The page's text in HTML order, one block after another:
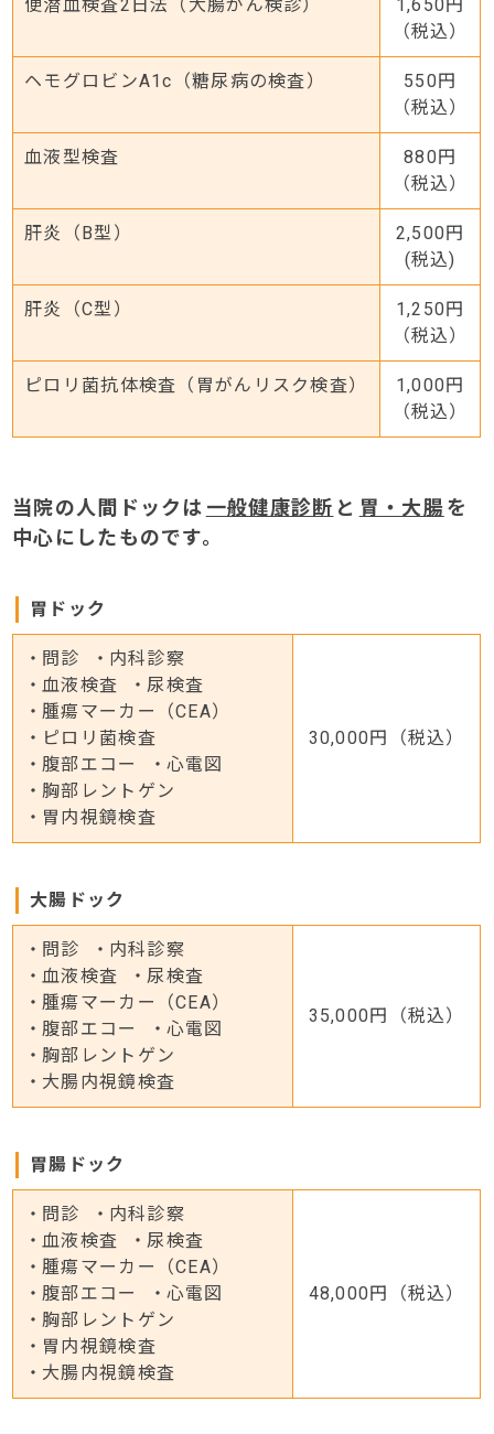
便潜血検査2日法（大腸がん検診）
1,650円
（税込）
ヘモグロビンA1c（糖尿病の検査）
550円
（税込）
血液型検査
880円
（税込）
肝炎（B型）
2,500円
(税込)
肝炎（C型）
1,250円
（税込）
ピロリ菌抗体検査（胃がんリスク検査）
1,000円
（税込）
当院の人間ドックは 一般健康診断 と 胃・大腸 を
中心にしたものです。
胃ドック
問診
内科診察
血液検査
尿検査
腫瘍マーカー（CEA）
ピロリ菌検査
腹部エコー
心電図
胸部レントゲン
胃内視鏡検査
30,000円（税込）
大腸ドック
問診
内科診察
血液検査
尿検査
腫瘍マーカー（CEA）
腹部エコー
心電図
胸部レントゲン
大腸内視鏡検査
35,000円（税込）
胃腸ドック
問診
内科診察
血液検査
尿検査
腫瘍マーカー（CEA）
腹部エコー
心電図
胸部レントゲン
胃内視鏡検査
大腸内視鏡検査
48,000円（税込）